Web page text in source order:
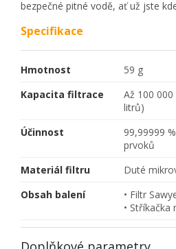
bezpečné pitné vodě, ať už jste
Specifikace
Hmotnost
59 g
Kapacita filtrace
Až 100
litrů)
Účinnost
99,99999
prvoků
Materiál filtru
Duté
Obsah balení
• Filtr
• Stříkačka